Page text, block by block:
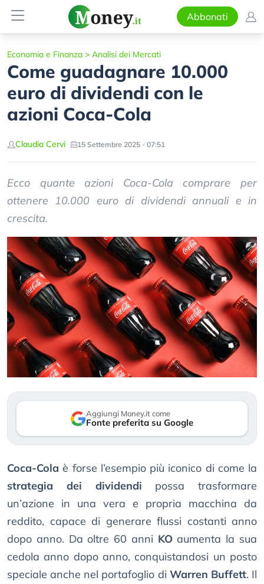
Abbonati
Economia e Finanza > Analisi dei Mercati
Come guadagnare 10.000
euro di dividendi con le
azioni Coca-Cola
Claudia Cervi 15 Settembre 2025 - 07:51
Ecco quante azioni Coca-Cola comprare per
ottenere 10.000 euro di dividendi annuali e in
crescita.
Aggiungi Money.it come
Fonte preferita su Google
Coca-Cola è forse l’esempio più iconico di come la
strategia dei dividendi possa trasformare
un’azione in una vera e propria macchina da
reddito, capace di generare flussi costanti anno
dopo anno. Da oltre 60 anni KOaumenta la sua
cedola anno dopo anno, conquistandosi un posto
speciale anche nel portafoglio di Warren Buffett. Il